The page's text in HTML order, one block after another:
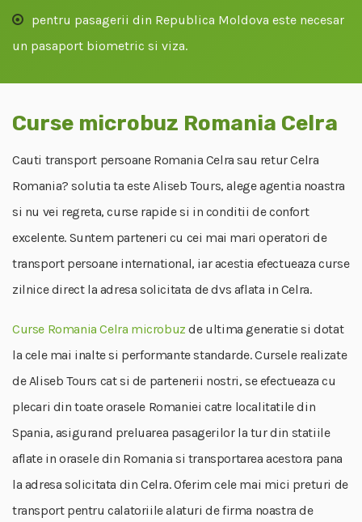
pentru pasagerii din Republica Moldova este necesar
un pasaport biometric si viza.
Curse microbuz Romania Celra
Cauti transport persoane Romania Celra sau retur Celra
Romania? solutia ta este Aliseb Tours, alege agentia noastra
si nu vei regreta, curse rapide si in conditii de confort
excelente. Suntem parteneri cu cei mai mari operatori de
transport persoane international, iar acestia efectueaza curse
zilnice direct la adresa solicitata de dvs aflata in Celra.
Curse Romania Celra microbuz de ultima generatie si dotat
la cele mai inalte si performante standarde. Cursele realizate
de Aliseb Tours cat si de partenerii nostri, se efectueaza cu
plecari din toate orasele Romaniei catre localitatile din
Spania, asigurand preluarea pasagerilor la tur din statiile
aflate in orasele din Romania si transportarea acestora pana
la adresa solicitata din Celra. Oferim cele mai mici preturi de
transport pentru calatoriile alaturi de firma noastra de